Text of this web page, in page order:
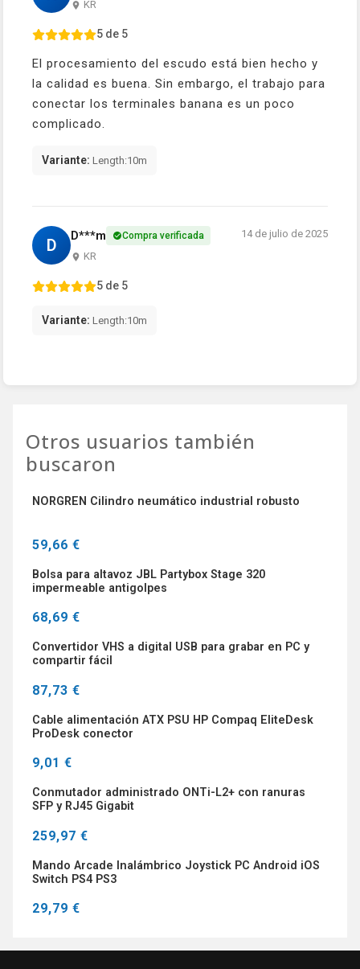
KR
5 de 5
El procesamiento del escudo está bien hecho y
la calidad es buena. Sin embargo, el trabajo para
conectar los terminales banana es un poco
complicado.
Variante: Length:10m
D D***m Compra verificada
KR
14 de julio de 2025
5 de 5
Variante: Length:10m
Otros usuarios también
buscaron
NORGREN Cilindro neumático industrial robusto
59,66 €
Bolsa para altavoz JBL Partybox Stage 320
impermeable antigolpes
68,69 €
Convertidor VHS a digital USB para grabar en PC y
compartir fácil
87,73 €
Cable alimentación ATX PSU HP Compaq EliteDesk
ProDesk conector
9,01 €
Conmutador administrado ONTi-L2+ con ranuras
SFP y RJ45 Gigabit
259,97 €
Mando Arcade Inalámbrico Joystick PC Android iOS
Switch PS4 PS3
29,79 €